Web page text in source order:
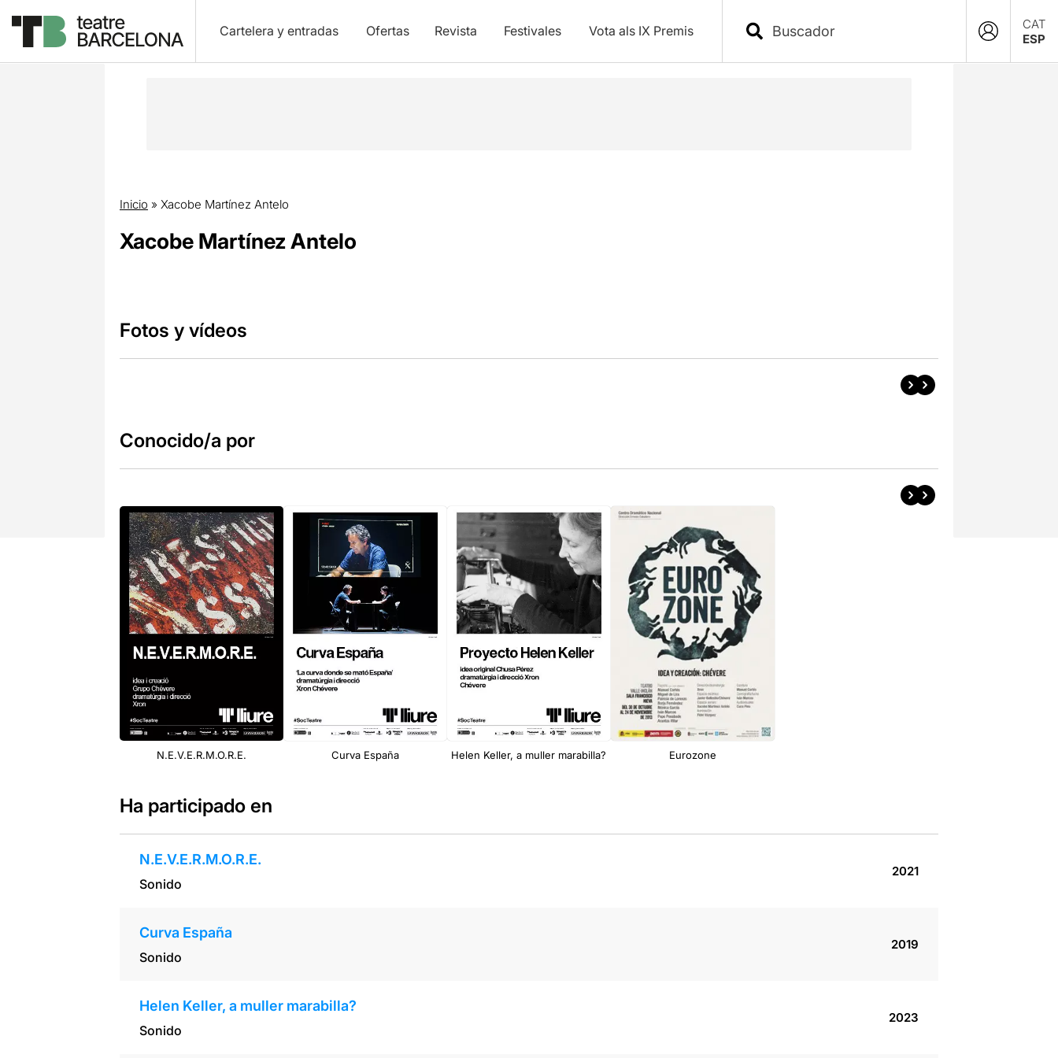
Cartelera y entradas Ofertas Revista Festivales Vota als IX Premis
CAT
ESP
Inicio » Xacobe Martínez Antelo
Xacobe Martínez Antelo
Fotos y vídeos
Conocido/a por
N.E.V.E.R.M.O.R.E. Curva España Helen Keller, a muller marabilla? Eurozone
Ha participado en
N.E.V.E.R.M.O.R.E.
Sonido
2021
Curva España
Sonido
2019
Helen Keller, a muller marabilla?
Sonido
2023